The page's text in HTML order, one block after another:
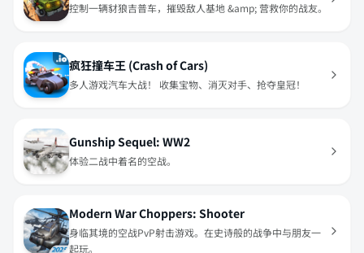
控制一辆豺狼吉普车，摧毁敌人基地 &amp; 营救你的战友。
疯狂撞车王 (Crash of Cars)
多人游戏汽车大战！ 收集宝物、消灭对手、抢夺皇冠！
Gunship Sequel: WW2
体验二战中着名的空战。
Modern War Choppers: Shooter
身临其境的空战PvP射击游戏。在史诗般的战争中与朋友一
起玩。